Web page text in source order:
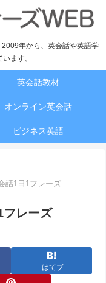
年から、英会話や英語学
ます。
英会話教材
オンライン英会話
ビジネス英語
話1日1フレーズ
レーズ
はてブ